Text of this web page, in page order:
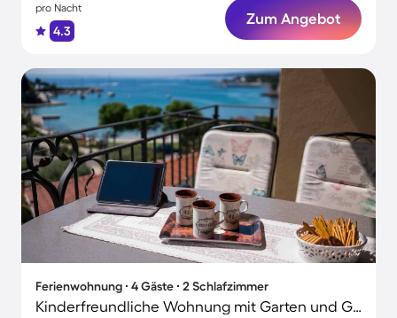
pro Nacht
4.3
Zum Angebot
Ferienwohnung ∙ 4 Gäste ∙ 2 Schlafzimmer
Kinderfreundliche Wohnung mit Garten und Grill | Stadtblick